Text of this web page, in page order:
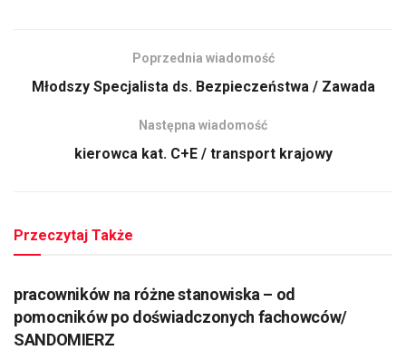
Poprzednia wiadomość
Młodszy Specjalista ds. Bezpieczeństwa / Zawada
Następna wiadomość
kierowca kat. C+E / transport krajowy
Przeczytaj Także
pracowników na różne stanowiska – od
pomocników po doświadczonych fachowców/
SANDOMIERZ